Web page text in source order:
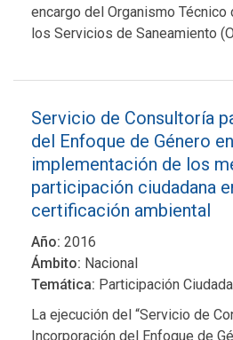
encargo del Organismo
los Servicios de Saneamiento
Servicio de Consultoría
del Enfoque de Género
implementación de los
participación ciudadana
certificación ambiental
Año: 2016
Ámbito: Nacional
Temática: Participación
La ejecución del “Servicio de
Incorporación del Enfoque de